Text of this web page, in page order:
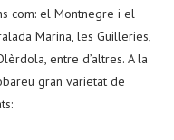
com: el Montnegre i el
Marina, les Guilleries,
entre d’altres. A la
gran varietat de